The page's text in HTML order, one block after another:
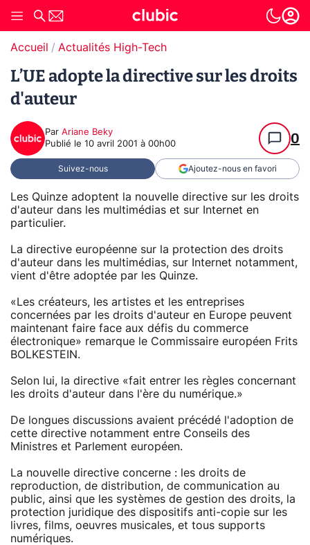
Accueil Actualités High-Tech
L’UE adopte la directive sur les droits
d'auteur
Par Ariane Beky
Publié le 10 avril 2001 à 00h00 0
Suivez-nous Ajoutez-nous en favori
Les Quinze adoptent la nouvelle directive sur les droits
d'auteur dans les multimédias et sur Internet en
particulier.
La directive européenne sur la protection des droits
d'auteur dans les multimédias, sur Internet notamment,
vient d'être adoptée par les Quinze.
«Les créateurs, les artistes et les entreprises
concernées par les droits d'auteur en Europe peuvent
maintenant faire face aux défis du commerce
électronique» remarque le Commissaire européen Frits
BOLKESTEIN.
Selon lui, la directive «fait entrer les règles concernant
les droits d'auteur dans l'ère du numérique.»
De longues discussions avaient précédé l'adoption de
cette directive notamment entre Conseils des
Ministres et Parlement européen.
La nouvelle directive concerne : les droits de
reproduction, de distribution, de communication au
public, ainsi que les systèmes de gestion des droits, la
protection juridique des dispositifs anti-copie sur les
livres, films, oeuvres musicales, et tous supports
numériques.